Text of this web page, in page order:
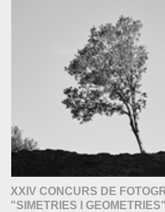
XXIV CONCURS DE
"SIMETRIES I GEOMETRIES"